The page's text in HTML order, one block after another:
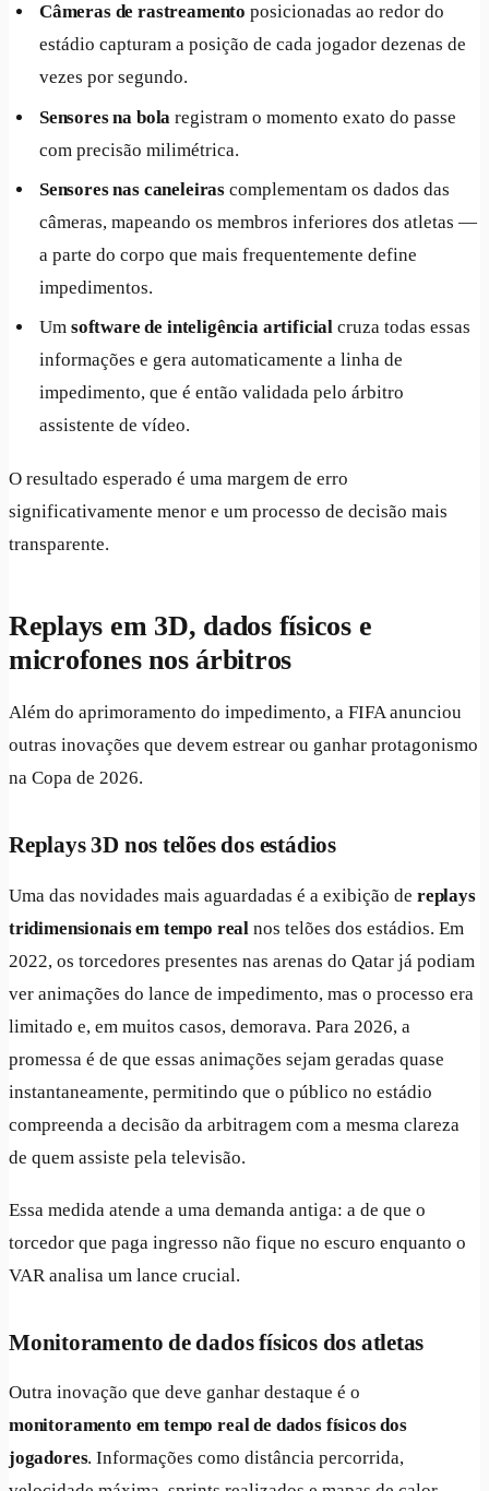
Câmeras de rastreamento posicionadas ao redor do
estádio capturam a posição de cada jogador dezenas de
vezes por segundo.
Sensores na bola registram o momento exato do passe
com precisão milimétrica.
Sensores nas caneleiras complementam os dados das
câmeras, mapeando os membros inferiores dos atletas —
a parte do corpo que mais frequentemente define
impedimentos.
Um software de inteligência artificial cruza todas essas
informações e gera automaticamente a linha de
impedimento, que é então validada pelo árbitro
assistente de vídeo.
O resultado esperado é uma margem de erro
significativamente menor e um processo de decisão mais
transparente.
Replays em 3D, dados físicos e
microfones nos árbitros
Além do aprimoramento do impedimento, a FIFA anunciou
outras inovações que devem estrear ou ganhar protagonismo
na Copa de 2026.
Replays 3D nos telões dos estádios
Uma das novidades mais aguardadas é a exibição de replays
tridimensionais em tempo real nos telões dos estádios. Em
2022, os torcedores presentes nas arenas do Qatar já podiam
ver animações do lance de impedimento, mas o processo era
limitado e, em muitos casos, demorava. Para 2026, a
promessa é de que essas animações sejam geradas quase
instantaneamente, permitindo que o público no estádio
compreenda a decisão da arbitragem com a mesma clareza
de quem assiste pela televisão.
Essa medida atende a uma demanda antiga: a de que o
torcedor que paga ingresso não fique no escuro enquanto o
VAR analisa um lance crucial.
Monitoramento de dados físicos dos atletas
Outra inovação que deve ganhar destaque é o
monitoramento em tempo real de dados físicos dos
jogadores. Informações como distância percorrida,